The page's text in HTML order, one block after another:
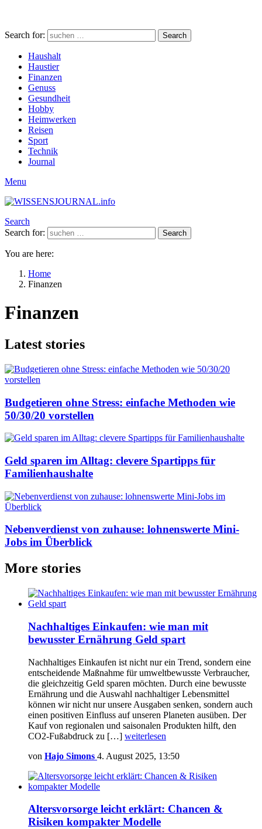
Search for: Search
Haushalt
Haustier
Finanzen
Genuss
Gesundheit
Hobby
Heimwerken
Reisen
Sport
Technik
Journal
Menu
Search
Search for:
Search
You are here:
Home
Finanzen
Finanzen
Latest stories
Budgetieren ohne Stress: einfache Methoden wie
50/30/20 vorstellen
Geld sparen im Alltag: clevere Spartipps für
Familienhaushalte
Nebenverdienst von zuhause: lohnenswerte Mini-
Jobs im Überblick
More stories
Nachhaltiges Einkaufen: wie man mit
bewusster Ernährung Geld spart
Nachhaltiges Einkaufen ist nicht nur ein Trend, sondern eine
entscheidende Maßnahme für umweltbewusste Verbraucher,
die gleichzeitig Geld sparen möchten. Durch eine bewusste
Ernährung und die Auswahl nachhaltiger Lebensmittel
können wir nicht nur unsere Ausgaben senken, sondern auch
einen positiven Einfluss auf unseren Planeten ausüben. Der
Kauf von regionalen und saisonalen Produkten hilft, den
CO2-Fußabdruck zu […] weiterlesen
von Hajo Simons 4. August 2025, 13:50
Altersvorsorge leicht erklärt: Chancen &
Risiken kompakter Modelle